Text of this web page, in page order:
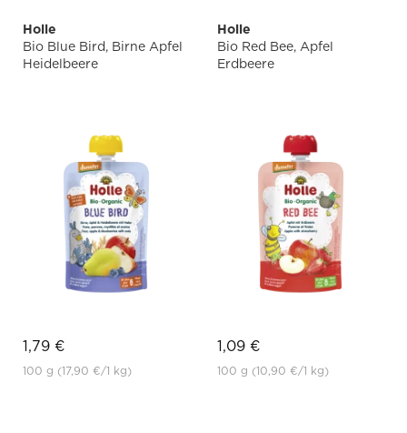
Holle
Bio Blue Bird, Birne Apfel
Heidelbeere
1,79 €
100 g (17,90 €/1 kg)
Holle
Bio Red Bee, Apfel
Erdbeere
1,09 €
100 g (10,90 €/1 kg)